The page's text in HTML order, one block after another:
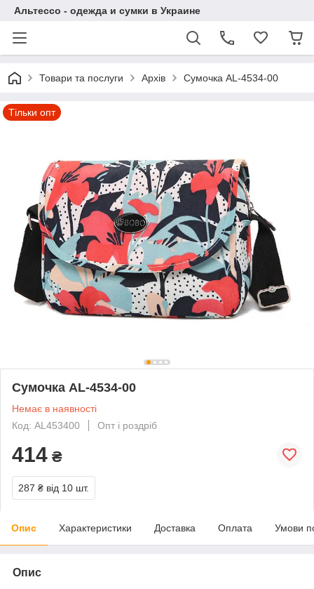
Альтессо - одежда и сумки в Украине
Товари та послуги Архів Сумочка AL-4534-00
Тільки опт
Сумочка AL-4534-00
Немає в наявності
Код: AL453400
Опт і роздріб
414 ₴
287 ₴ від 10 шт.
Опис Характеристики Доставка Оплата Умови
Опис